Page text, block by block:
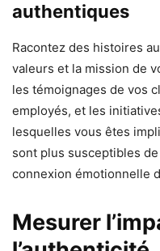
authentiques
Racontez des histoires
valeurs et la mission de
les témoignages de vos
employés, et les
lesquelles vous êtes
sont plus susceptibles
connexion émotionnelle
Mesurer